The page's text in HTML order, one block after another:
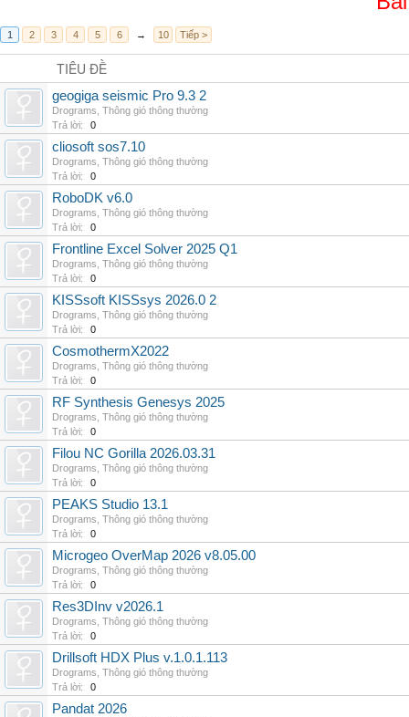
1 2 3 4 5 6 → 10 Tiếp >
TIÊU ĐỀ
geogiga seismic Pro 9.3 2
Drograms Thông gió thông thường
Trả lời:
0
cliosoft sos7.10
Drograms Thông gió thông thường
Trả lời:
0
RoboDK v6.0
Drograms Thông gió thông thường
Trả lời:
0
Frontline Excel Solver 2025 Q1
Drograms Thông gió thông thường
Trả lời:
0
KISSsoft KISSsys 2026.0 2
Drograms Thông gió thông thường
Trả lời:
0
CosmothermX2022
Drograms Thông gió thông thường
Trả lời:
0
RF Synthesis Genesys 2025
Drograms Thông gió thông thường
Trả lời:
0
Filou NC Gorilla 2026.03.31
Drograms Thông gió thông thường
Trả lời:
0
PEAKS Studio 13.1
Drograms Thông gió thông thường
Trả lời:
0
Microgeo OverMap 2026 v8.05.00
Drograms Thông gió thông thường
Trả lời:
0
Res3DInv v2026.1
Drograms Thông gió thông thường
Trả lời:
0
Drillsoft HDX Plus v.1.0.1.113
Drograms Thông gió thông thường
Trả lời:
0
Pandat 2026